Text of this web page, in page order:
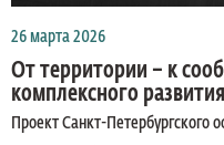
26 марта 2026
От территории – к
комплексного развития
Проект Санкт-Петербургского